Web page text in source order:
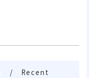
Recent